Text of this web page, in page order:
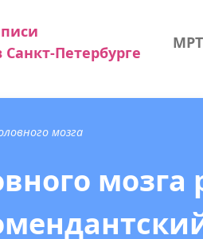
Петербурге
МРТ
мозга
мозга